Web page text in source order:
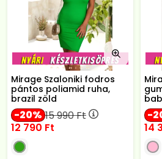
Mirage Szaloniki fodros
pántos poliamid ruha,
brazil zöld
20 15 990Ft
12 790 Ft
14